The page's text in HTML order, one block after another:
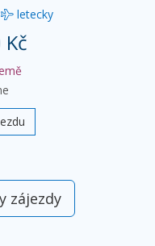
letecky
zájezdy